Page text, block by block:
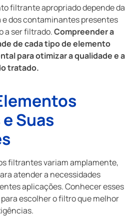
filtrante apropriado depende da
dos contaminantes presentes
a ser filtrado.Compreender a
de cada tipo de elemento
para otimizar a qualidade e a
tratado.
Suas
filtrantes variam amplamente,
atender a necessidades
aplicações. Conhecer esses
escolher o filtro que melhor